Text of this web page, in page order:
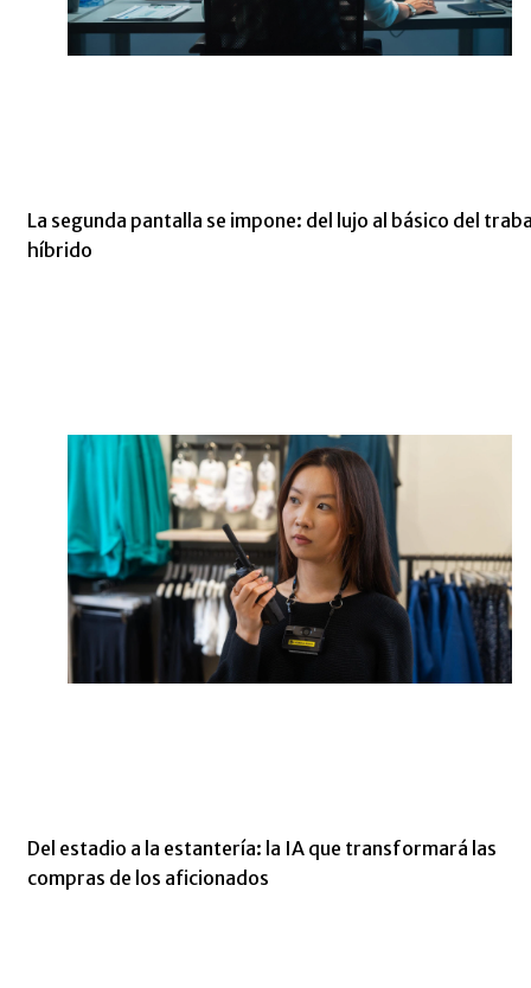
La segunda pantalla se impone: del lujo al básico del
híbrido
Del estadio a la estantería: la IA que transformará las
compras de los aficionados